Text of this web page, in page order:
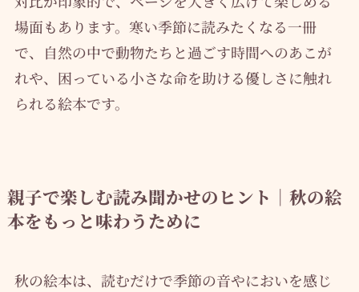
場面もあります。寒い季節に読みたくなる一冊
で、自然の中で動物たちと過ごす時間へのあこが
れや、困っている小さな命を助ける優しさに触れ
られる絵本です。
親子で楽しむ読み聞かせのヒント｜秋の絵
本をもっと味わうために
秋の絵本は、読むだけで季節の音やにおいを感じ